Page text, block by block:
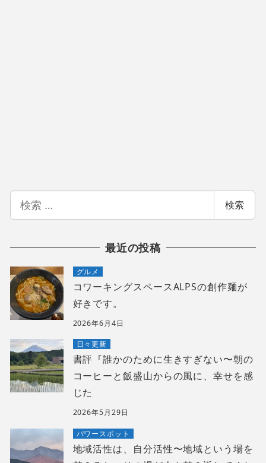
索
検索
最近の投稿
グルメ
コワーキングスペースALPSの創作麺が
好きです。
2026年6月4日
日々更新
書評『誰かのために生きすぎない〜朝の
コーヒーと飯盛山からの風に、幸せを感
じた
2026年5月29日
パワースポット
地域活性は、自分活性〜地域という場を